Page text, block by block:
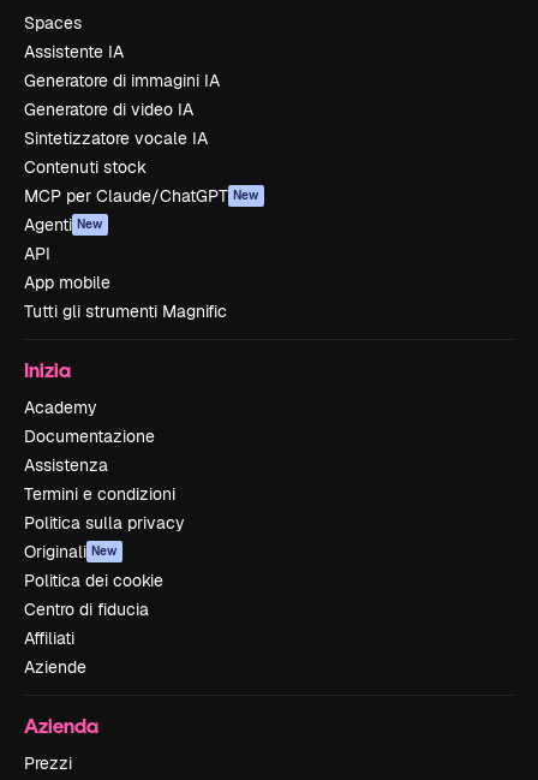
Spaces
Assistente IA
Generatore di immagini IA
Generatore di video IA
Sintetizzatore vocale IA
Contenuti stock
MCP per Claude/ChatGPT New
Agenti New
API
App mobile
Tutti gli strumenti Magnific
Inizia
Academy
Documentazione
Assistenza
Termini e condizioni
Politica sulla privacy
Originali New
Politica dei cookie
Centro di fiducia
Affiliati
Aziende
Azienda
Prezzi